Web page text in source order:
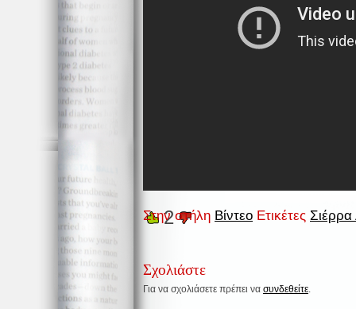
Στην στήλη Βίντεο Ετικέτες Σιέρρα
2
Σχολιάστε
Για να σχολιάσετε πρέπει να συνδεθείτε.